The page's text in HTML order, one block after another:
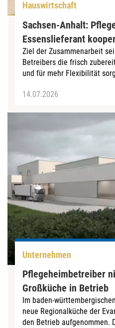
Hauswirtschaft
Sachsen-Anhalt:
Essenslieferant
Ziel der Zusammenarbeit
Betreibers die frisch
und für mehr Flexibilität
14.07.2026
Unternehmen
Pflegeheimbetreiber
Großküche in Betrieb
Im baden-
neue Regionalküche der
den Betrieb aufgenommen.